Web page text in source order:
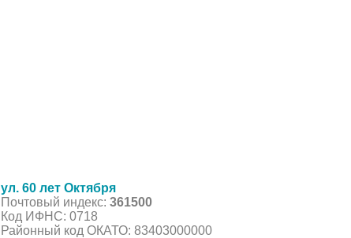
ул. 60 лет Октября
Почтовый индекс: 361500
Код ИФНС: 0718
Районный код ОКАТО: 83403000000